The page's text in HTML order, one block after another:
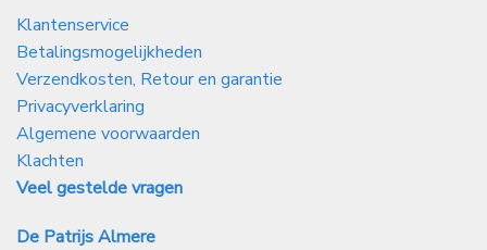
Klantenservice
Betalingsmogelijkheden
Verzendkosten, Retour en garantie
Privacyverklaring
Algemene voorwaarden
Klachten
Veel gestelde vragen
De Patrijs Almere